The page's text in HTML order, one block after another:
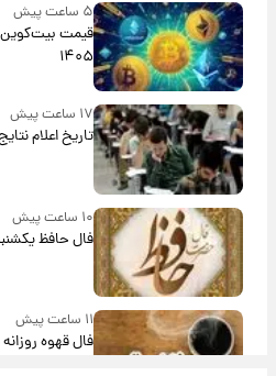
۵ ساعت پیش
۱۴۰۵
۱۷ ساعت پیش
تاریخ اعلام
۱۰ ساعت پیش
فال حافظ یکشنبه ۱۸ مرداد ماه ۱۴۰۵
۱۱ ساعت پیش
فال قهوه روزانه یکشنبه ۱۸